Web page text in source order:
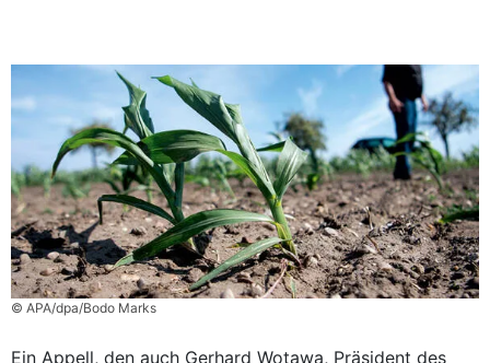
© APA/dpa/Bodo Marks
Ein Appell, den auch Gerhard Wotawa, Präsident des